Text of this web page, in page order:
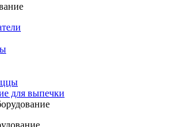
для выпечки